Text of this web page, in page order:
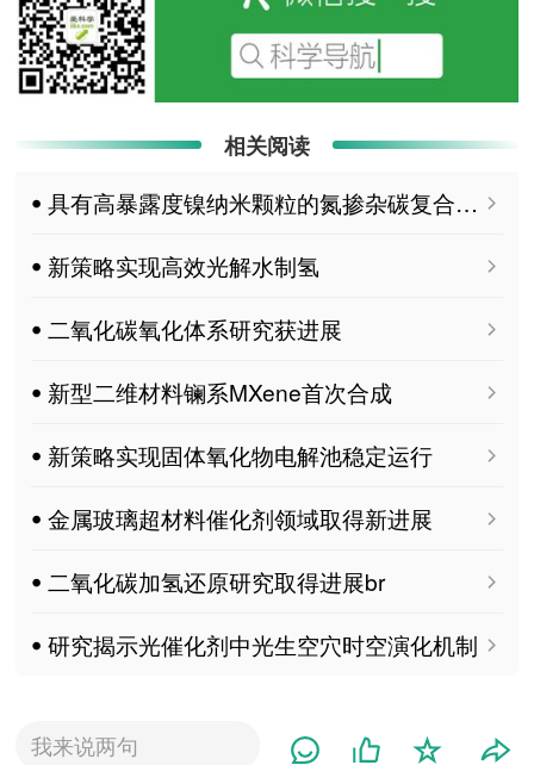
相关阅读
ꔷ 具有高暴露度镍纳米颗粒的氮掺杂碳复合催化剂用于二氧化碳电还原制一氧化碳
ꔷ 新策略实现高效光解水制氢
ꔷ 二氧化碳氧化体系研究获进展
ꔷ 新型二维材料镧系MXene首次合成
ꔷ 新策略实现固体氧化物电解池稳定运行
ꔷ 金属玻璃超材料催化剂领域取得新进展
ꔷ 二氧化碳加氢还原研究取得进展br
ꔷ 研究揭示光催化剂中光生空穴时空演化机制
我来说两句